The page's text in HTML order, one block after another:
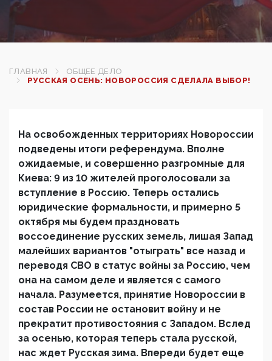
ГЛАВНАЯ
ОБЩЕЕ ДЕЛО
РУССКАЯ ОСЕНЬ: НОВОРОССИЯ СДЕЛАЛА ВЫБОР!
На освобожденных территориях Новороссии
подведены итоги референдума. Вполне
ожидаемые, и совершенно разгромные для
Киева: 9 из 10 жителей проголосовали за
вступление в Россию. Теперь остались
юридические формальности, и примерно 5
октября мы будем праздновать
воссоединение русских земель, лишая Запад
малейших вариантов "отыграть" все назад и
переводя СВО в статус войны за Россию, чем
она на самом деле и является с самого
начала. Разумеется, принятие Новороссии в
состав России не остановит войну и не
прекратит противостояния с Западом. Вслед
за осенью, которая теперь стала русской,
нас ждет Русская зима. Впереди будет еще